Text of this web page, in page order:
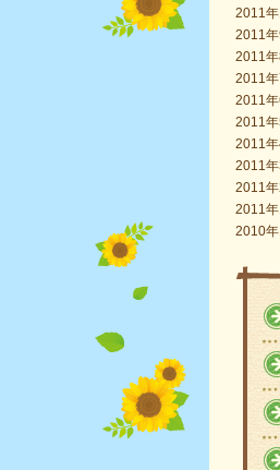
2011年
2011年
2011年
2011年
2011年
2011年
2011年
2011年
2011年
2011年
2010年